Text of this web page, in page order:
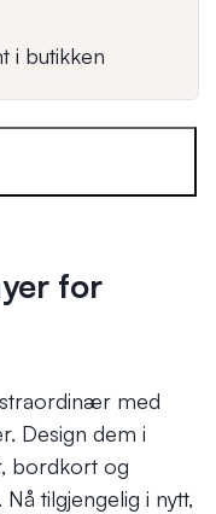
i butikken
for
med
Design dem i
bordkort og
tilgjengelig i nytt,